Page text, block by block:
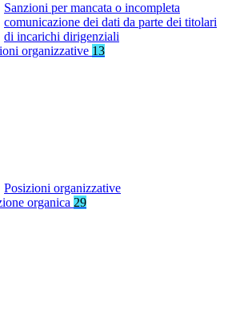
Sanzioni per mancata o incompleta
comunicazione dei dati da parte dei titolari
di incarichi dirigenziali
organizzative 13
Posizioni organizzative
organica 29